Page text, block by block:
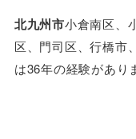
北九州市小倉南区、
区、門司区、行橋市
は36年の経験があり